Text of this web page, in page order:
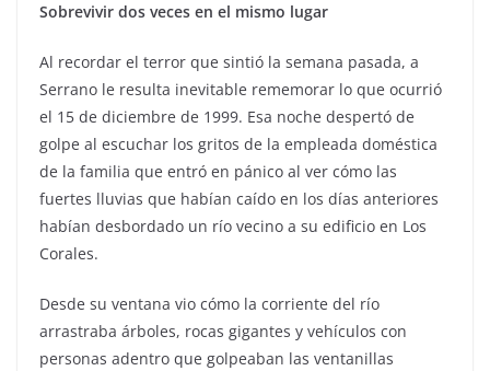
Sobrevivir dos veces en el mismo lugar
Al recordar el terror que sintió la semana pasada, a
Serrano le resulta inevitable rememorar lo que ocurrió
el 15 de diciembre de 1999. Esa noche despertó de
golpe al escuchar los gritos de la empleada doméstica
de la familia que entró en pánico al ver cómo las
fuertes lluvias que habían caído en los días anteriores
habían desbordado un río vecino a su edificio en Los
Corales.
Desde su ventana vio cómo la corriente del río
arrastraba árboles, rocas gigantes y vehículos con
personas adentro que golpeaban las ventanillas